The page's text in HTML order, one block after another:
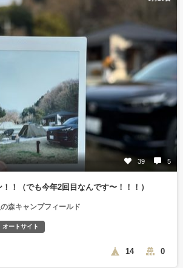
39 5
！（でも今年2回目なんです〜！！！）
森キャンプフィールド
オートサイト
14 0